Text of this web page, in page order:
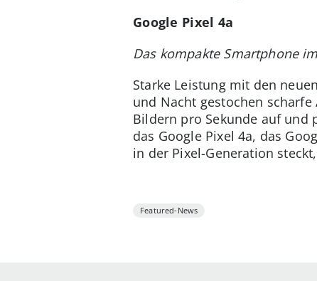
Google Pixel 4a
Das kompakte Smartphone
Starke Leistung mit den
und Nacht gestochen
Bildern pro Sekunde auf und
das Google Pixel 4a, das
in der Pixel-Generation
Featured-News